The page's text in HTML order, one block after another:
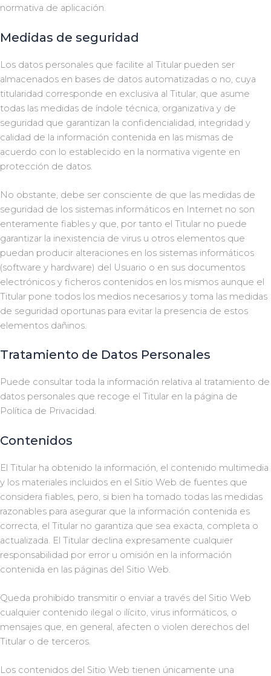
normativa de aplicación.
Medidas de seguridad
Los datos personales que facilite al Titular pueden ser
almacenados en bases de datos automatizadas o no, cuya
titularidad corresponde en exclusiva al Titular, que asume
todas las medidas de índole técnica, organizativa y de
seguridad que garantizan la confidencialidad, integridad y
calidad de la información contenida en las mismas de
acuerdo con lo establecido en la normativa vigente en
protección de datos.
No obstante, debe ser consciente de que las medidas de
seguridad de los sistemas informáticos en Internet no son
enteramente fiables y que, por tanto el Titular no puede
garantizar la inexistencia de virus u otros elementos que
puedan producir alteraciones en los sistemas informáticos
(software y hardware) del Usuario o en sus documentos
electrónicos y ficheros contenidos en los mismos aunque el
Titular pone todos los medios necesarios y toma las medidas
de seguridad oportunas para evitar la presencia de estos
elementos dañinos.
Tratamiento de Datos Personales
Puede consultar toda la información relativa al tratamiento de
datos personales que recoge el Titular en la página de
Política de Privacidad.
Contenidos
El Titular ha obtenido la información, el contenido multimedia
y los materiales incluidos en el Sitio Web de fuentes que
considera fiables, pero, si bien ha tomado todas las medidas
razonables para asegurar que la información contenida es
correcta, el Titular no garantiza que sea exacta, completa o
actualizada. El Titular declina expresamente cualquier
responsabilidad por error u omisión en la información
contenida en las páginas del Sitio Web.
Queda prohibido transmitir o enviar a través del Sitio Web
cualquier contenido ilegal o ilícito, virus informáticos, o
mensajes que, en general, afecten o violen derechos del
Titular o de terceros.
Los contenidos del Sitio Web tienen únicamente una